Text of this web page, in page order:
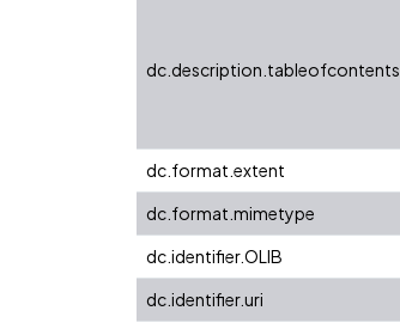
dc.description.tableofcontents
dc.format.extent
dc.format.mimetype
dc.identifier.OLIB
dc.identifier.uri